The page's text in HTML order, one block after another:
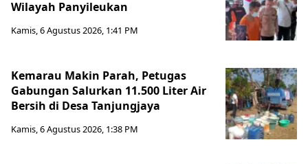
Wilayah Panyileukan
Kamis, 6 Agustus 2026, 1:41 PM
Kemarau Makin Parah, Petugas
Gabungan Salurkan 11.500 Liter Air
Bersih di Desa Tanjungjaya
Kamis, 6 Agustus 2026, 1:38 PM